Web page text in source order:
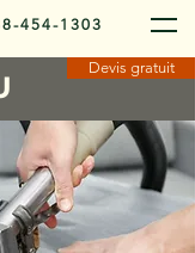
454-1303
Devis gratuit